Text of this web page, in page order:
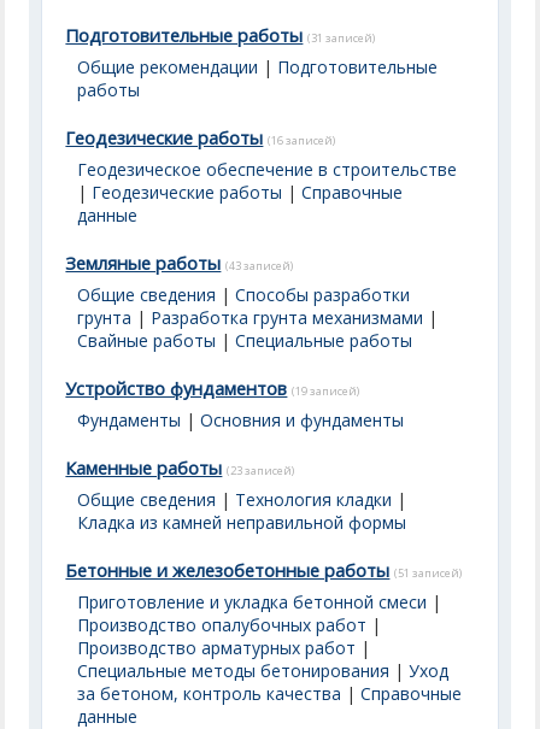
Подготовительные работы (31 записей)
Общие рекомендации | Подготовительные
работы
Геодезические работы (16 записей)
Геодезическое обеспечение в строительстве
| Геодезические работы |Справочные
данные
Земляные работы (43 записей)
Общие сведения |Способы разработки
грунта | Разработка грунта механизмами |
Свайные работы |Специальные работы
Устройство фундаментов (19 записей)
Фундаменты |Основния и фундаменты
Каменные работы (23 записей)
Общие сведения | Технология кладки |
Кладка из камней неправильной формы
Бетонные и железобетонные работы (51 записей)
Приготовление и укладка бетонной смеси |
Производство опалубочных работ |
Производство арматурных работ |
Специальные методы бетонирования |Уход
за бетоном, контроль качества |Справочные
данные